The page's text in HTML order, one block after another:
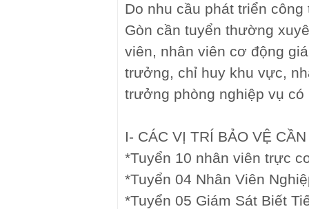
Do nhu cầu phát triển
Gòn cần tuyển thường
viên, nhân viên cơ động
trưởng, chỉ huy khu vực,
trưởng phòng nghiệp vụ có
I- CÁC VỊ TRÍ BẢO VỆ
*Tuyển 10 nhân viên trực
*Tuyển 04 Nhân Viên
*Tuyển 05 Giám Sát Biết